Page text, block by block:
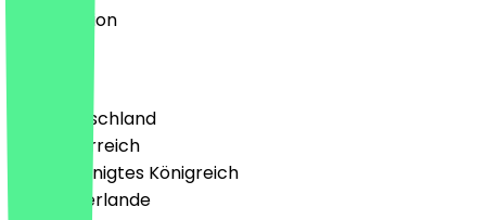
Super Aktion
🇩🇪 Deutschland
🇦🇹 Österreich
🇬🇧 Vereinigtes Königreich
🇳🇱 Niederlande